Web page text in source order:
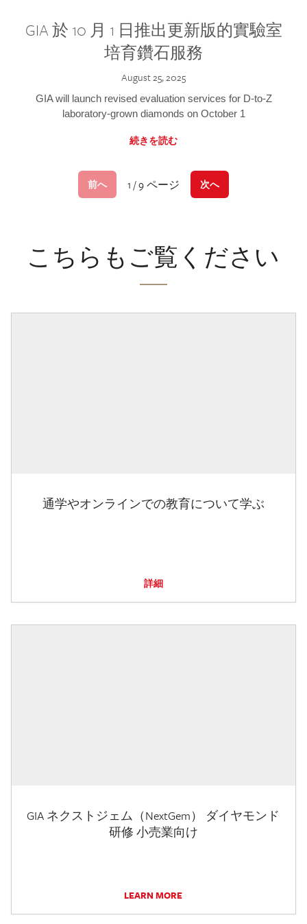
GIA 於 10 月 1 日推出更新版的實驗室
培育鑽石服務
August 25, 2025
GIA will launch revised evaluation services for D-to-Z
laboratory-grown diamonds on October 1
続きを読む
前へ 1 / 9 ページ 次へ
こちらもご覧ください
通学やオンラインでの教育について学ぶ
詳細
GIA ネクストジェム（NextGem） ダイヤモンド
研修 小売業向け
LEARN MORE